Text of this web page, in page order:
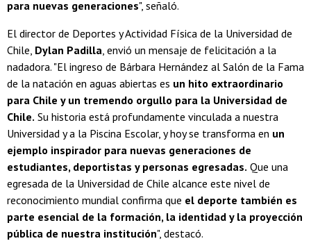
para nuevas generaciones", señaló.
El director de Deportes y Actividad Física de la Universidad de
Chile, Dylan Padilla , envió un mensaje de felicitación a la
nadadora. "El ingreso de Bárbara Hernández al Salón de la Fama
de la natación en aguas abiertas es un hito extraordinario
para Chile y un tremendo orgullo para la Universidad de
Chile. Su historia está profundamente vinculada a nuestra
Universidad y a la Piscina Escolar, y hoy se transforma en un
ejemplo inspirador para nuevas generaciones de
estudiantes, deportistas y personas egresadas. Que una
egresada de la Universidad de Chile alcance este nivel de
reconocimiento mundial confirma que el deporte también es
parte esencial de la formación, la identidad y la proyección
pública de nuestra institución", destacó.